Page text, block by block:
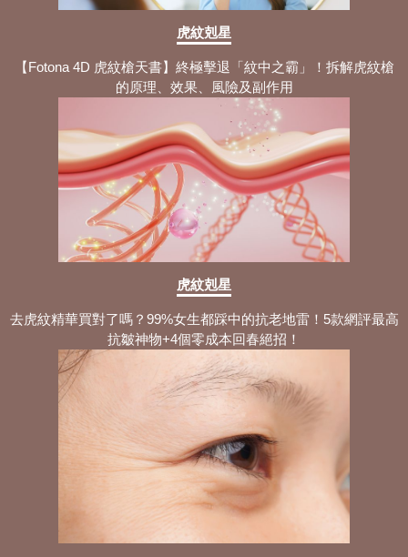
虎紋剋星
【Fotona 4D 虎紋槍天書】終極擊退「紋中之霸」！拆解虎紋槍
的原理、效果、風險及副作用
虎紋剋星
去虎紋精華買對了嗎？99%女生都踩中的抗老地雷！5款網評最高
抗皺神物+4個零成本回春絕招！